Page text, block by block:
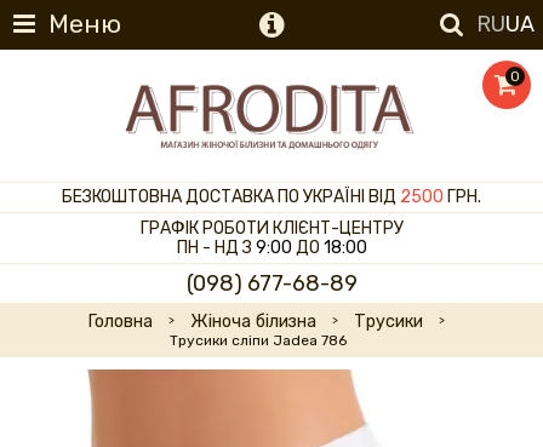
Меню RUUA
0
БЕЗКОШТОВНА ДОСТАВКА ПО УКРАЇНІ ВІД 2500 ГРН.
ГРАФІК РОБОТИ КЛІЄНТ-ЦЕНТРУ
ПН - НД З 9:00 ДО 18:00
(098) 677-68-89
Головна Жіноча білизна Трусики
Трусики сліпи Jadea 786